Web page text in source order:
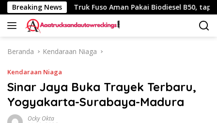
Langsung
ke
konten
Breaking News
Km Truk Fuso Aman Pakai Biodiesel B50, tapi Ada
Beranda Kendaraan Niaga
Kendaraan Niaga
Sinar Jaya Buka Trayek Terbaru,
Yogyakarta-Surabaya-Madura
Ocky Okta